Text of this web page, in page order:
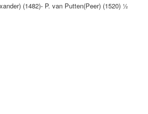
(1482)- P. van Putten(Peer) (1520) ½